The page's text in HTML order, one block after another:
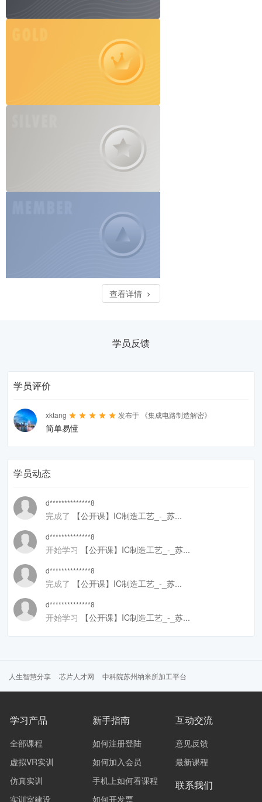
查看详情
学员反馈
学员评价
xktang 发布于 《集成电路制造解密》
简单易懂
学员动态
d**************8
完成了 【公开课】IC制造工艺_-_苏...
d**************8
开始学习 【公开课】IC制造工艺_-_苏...
d**************8
完成了 【公开课】IC制造工艺_-_苏...
d**************8
开始学习 【公开课】IC制造工艺_-_苏...
人生智慧分享 芯片人才网 中科院苏州纳米所加工平台
学习产品
全部课程
虚拟VR实训
仿真实训
实训室建设
新手指南
如何注册登陆
如何加入会员
手机上如何看课程
如何开发票
互动交流
意见反馈
最新课程
联系我们